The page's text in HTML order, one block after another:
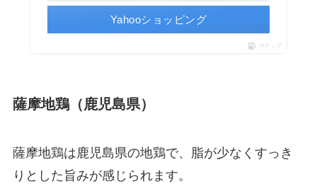
Yahooショッピング
ポチップ
薩摩地鶏（鹿児島県）
薩摩地鶏は鹿児島県の地鶏で、脂が少なくすっき
りとした旨みが感じられます。